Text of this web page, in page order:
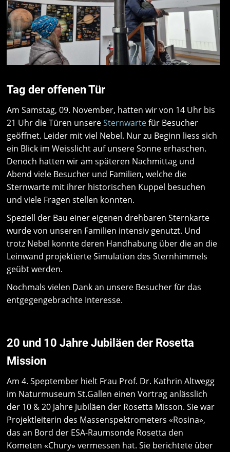
Tag der offenen Tür
Am Samstag, 09. November, hatten wir von 14 Uhr bis
21 Uhr die Türen unsereSternwartefür Besucher
geöffnet. Leider mit viel Nebel. Nur zu Beginn liess sich
ein Blick im Weisslicht auf unsere Sonne erhaschen.
Denoch hatten wir am späteren Nachmittag und
Abend viele Besucher und Familien, welche die
Sternwarte mit ihrer historischen Kuppel besuchen
und viele Fragen stellen konnten.
Speziell der Bau einer eigenen drehbaren Sternkarte
wurde von unseren Familien intensiv genutzt. Und
trotz Nebel konnte deren Handhabung über die an die
Leinwand projektierte Simulation des Sternhimmels
geübt werden.
Nochmals vielen Dank an unsere Besucher für das
entgegengebrachte Interesse.
20 und 10 Jahre Jubiläen der Rosetta
Mission
Am 4. Speptember hielt Frau Prof. Dr. Kathrin Altwegg
im Naturmuseum St.Gallen einen Vortrag anlässlich
der 10 & 20 Jahre Jubiläen der Rosetta Misson. Sie war
Projektleiterin des Massenspektrometers «Rosina»,
das an Bord der ESA-Raumsonde Rosetta den
Kometen «Chury» vermessen hat. Sie berichtete über